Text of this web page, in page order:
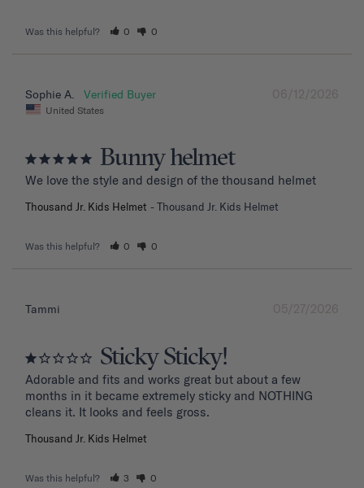
Was this helpful? 0 0
06/12/2026
Sophie A.
United States
Bunny helmet
We love the style and design of the thousand helmet
Thousand Jr. Kids Helmet Thousand Jr. Kids Helmet
Was this helpful? 0 0
05/27/2026
Tammi
Sticky Sticky!
Adorable and fits and works great but about a few
months in it became extremely sticky and NOTHING
Thousand Jr. Kids Helmet
Was this helpful? 3 0